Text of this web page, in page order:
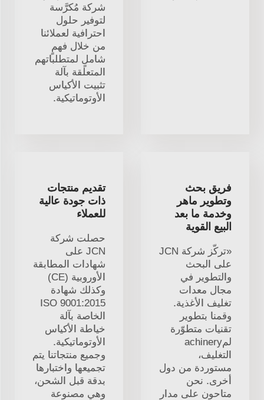
شركة مُكرَّسة
لتوفير حلول
احترافية لعملائنا
من خلال فهمٍ
شاملٍ لمتطلباتهم
المتعلقة بآلة
تثبيت الأكياس
الأوتوماتيكية.
فريق بحث
وتطوير ماهر
وخدمة ما بعد
البيع القوية
«تركّز شركة JCN
على البحث
والتطوير في
مجال معدات
تغليف الأغذية.
وقمنا بتطوير
تقنيات متطوّرة
لمachinery
التغليف،
مستوردة من دول
أخرى. نحن
متاحون على مدار
تقديم منتجات
ذات جودة عالية
للعملاء
حصلت شركة
JCN على
شهادات المطابقة
الأوروبية (CE)
وكذلك شهادة
ISO 9001:2015
الخاصة بآلة
خياطة الأكياس
الأوتوماتيكية.
وجميع منتجاتنا يتم
تجميعها واختبارها
بدقة قبل الشحن،
وهي مصنوعة